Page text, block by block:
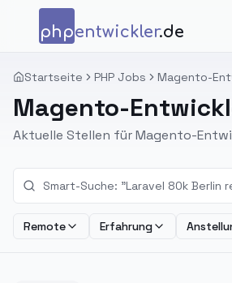
Zum Inhalt springen
phpentwickler.de
Startseite PHP Jobs Magento-
Magento-
Aktuelle Stellen für Magento-
Remote Erfahrung